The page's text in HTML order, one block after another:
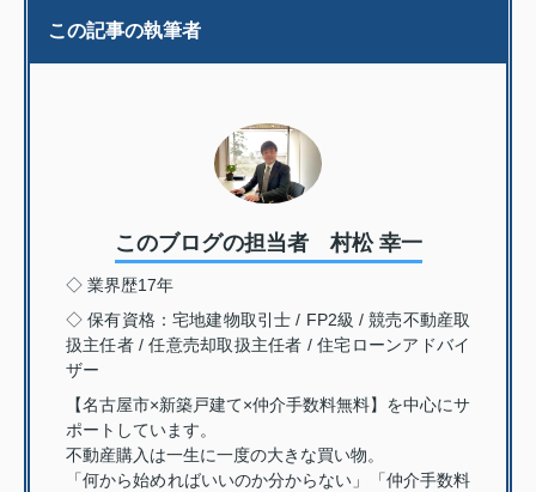
この記事の執筆者
このブログの担当者 村松 幸一
◇ 業界歴17年
◇ 保有資格：宅地建物取引士 / FP2級 / 競売不動産取
扱主任者 / 任意売却取扱主任者 / 住宅ローンアドバイ
ザー
【名古屋市×新築戸建て×仲介手数料無料】を中心にサ
ポートしています。
不動産購入は一生に一度の大きな買い物。
「何から始めればいいのか分からない」「仲介手数料